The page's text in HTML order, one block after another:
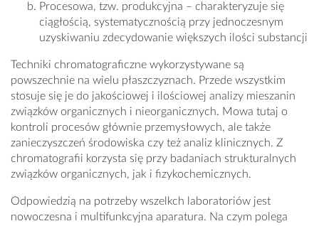
Procesowa, tzw. produkcyjna – charakteryzuje się
ciągłością, systematycznością przy jednoczesnym
uzyskiwaniu zdecydowanie większych ilości substancji
Techniki chromatograficzne wykorzystywane są
powszechnie na wielu płaszczyznach. Przede wszystkim
stosuje się je do jakościowej i ilościowej analizy mieszanin
związków organicznych i nieorganicznych. Mowa tutaj o
kontroli procesów głównie przemysłowych, ale także
zanieczyszczeń środowiska czy też analiz klinicznych. Z
chromatografii korzysta się przy badaniach strukturalnych
związków organicznych, jak i fizykochemicznych.
Odpowiedzią na potrzeby wszelkch laboratoriów jest
nowoczesna i multifunkcyjna aparatura. Na czym polega